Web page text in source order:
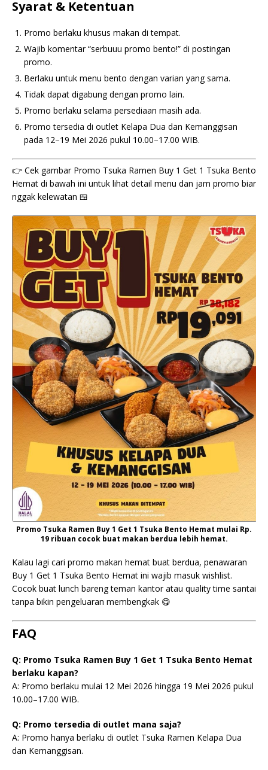
Syarat & Ketentuan
Promo berlaku khusus makan di tempat.
Wajib komentar “serbuuu promo bento!” di postingan
promo.
Berlaku untuk menu bento dengan varian yang sama.
Tidak dapat digabung dengan promo lain.
Promo berlaku selama persediaan masih ada.
Promo tersedia di outlet Kelapa Dua dan Kemanggisan
pada 12–19 Mei 2026 pukul 10.00–17.00 WIB.
👉 Cek gambar Promo Tsuka Ramen Buy 1 Get 1 Tsuka Bento
Hemat di bawah ini untuk lihat detail menu dan jam promo biar
nggak kelewatan 🍱
Promo Tsuka Ramen Buy 1 Get 1 Tsuka Bento Hemat mulai Rp.
19 ribuan cocok buat makan berdua lebih hemat.
Kalau lagi cari promo makan hemat buat berdua, penawaran
Buy 1 Get 1 Tsuka Bento Hemat ini wajib masuk wishlist.
Cocok buat lunch bareng teman kantor atau quality time santai
tanpa bikin pengeluaran membengkak 😋
FAQ
Q: Promo Tsuka Ramen Buy 1 Get 1 Tsuka Bento Hemat
berlaku kapan?
A: Promo berlaku mulai 12 Mei 2026 hingga 19 Mei 2026 pukul
10.00–17.00 WIB.
Q: Promo tersedia di outlet mana saja?
A: Promo hanya berlaku di outlet Tsuka Ramen Kelapa Dua
dan Kemanggisan.